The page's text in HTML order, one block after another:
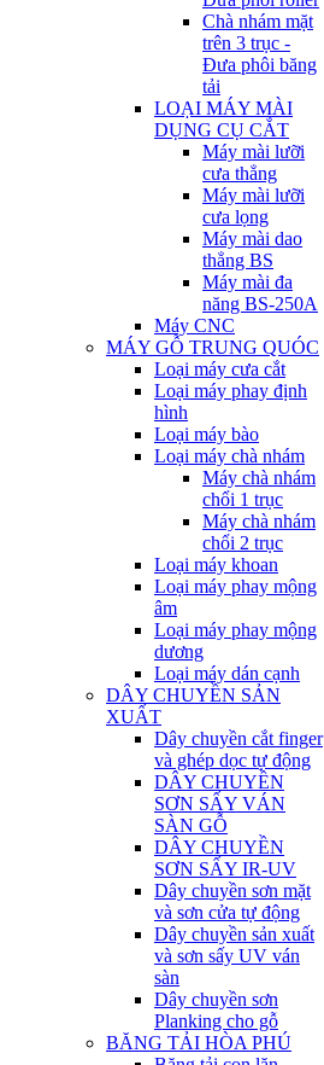
Chà nhám mặt
trên 3 trục -
Đưa phôi băng
tải
LOẠI MÁY MÀI
DỤNG CỤ CẮT
Máy mài lưỡi
cưa thẳng
Máy mài lưỡi
cưa lọng
Máy mài dao
thẳng BS
Máy mài đa
năng BS-250A
Máy CNC
MÁY GỖ TRUNG QUÓC
Loại máy cưa cắt
Loại máy phay định
hình
Loại máy bào
Loại máy chà nhám
Máy chà nhám
chổi 1 trục
Máy chà nhám
chổi 2 trục
Loại máy khoan
Loại máy phay mộng
âm
Loại máy phay mộng
dương
Loại máy dán cạnh
DÂY CHUYỀN SẢN
XUẤT
Dây chuyền cắt finger
và ghép dọc tự động
DÂY CHUYỀN
SƠN SẤY VÁN
SÀN GỖ
DÂY CHUYỀN
SƠN SẤY IR-UV
Dây chuyền sơn mặt
và sơn cửa tự động
Dây chuyền sản xuất
và sơn sấy UV ván
sàn
Dây chuyền sơn
Planking cho gỗ
BĂNG TẢI HÒA PHÚ